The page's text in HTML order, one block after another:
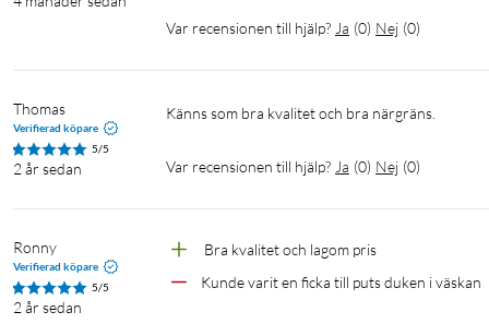
Var recensionen till hjälp? Ja (0) Nej (0)
Thomas
Verifierad köpare
5/5
2 år sedan
Känns som bra kvalitet och bra närgräns.
Var recensionen till hjälp? Ja (0) Nej (0)
Ronny
Verifierad köpare
5/5
2 år sedan
Bra kvalitet och lagom pris
Kunde varit en ficka till puts duken i väskan